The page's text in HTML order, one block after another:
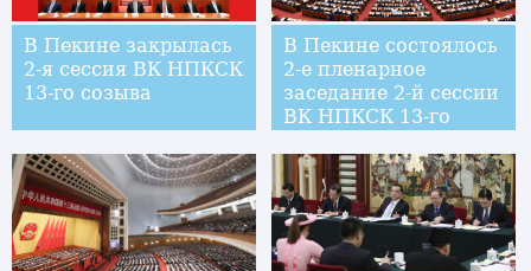
В Пекине закрылась
2-я сессия ВК НПКСК
13-го созыва
В Пекине состоялось
2-е пленарное
заседание 2-й сессии
ВК НПКСК 13-го